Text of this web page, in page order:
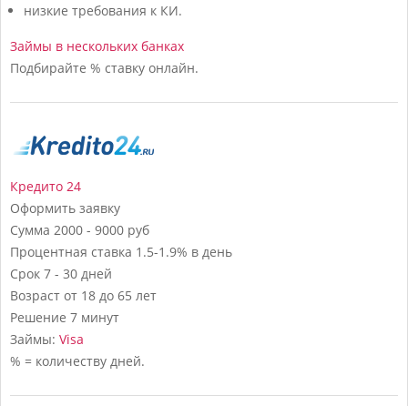
низкие требования к КИ.
Займы в нескольких банках
Подбирайте % ставку онлайн.
Кредито 24
Оформить заявку
Сумма 2000 - 9000 руб
Процентная ставка 1.5-1.9% в день
Срок 7 - 30 дней
Возраст от 18 до 65 лет
Решение 7 минут
Займы: Visa
% = количеству дней.